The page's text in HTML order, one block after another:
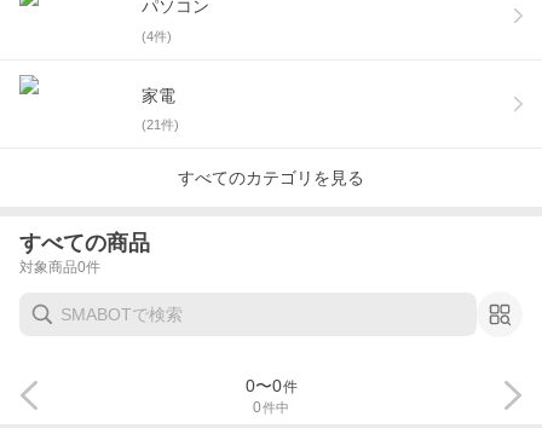
パソコン
(4件)
家電
(21 件)
すべてのカテゴリを見る
すべての商品
対象商品0件
0件中
0〜0件